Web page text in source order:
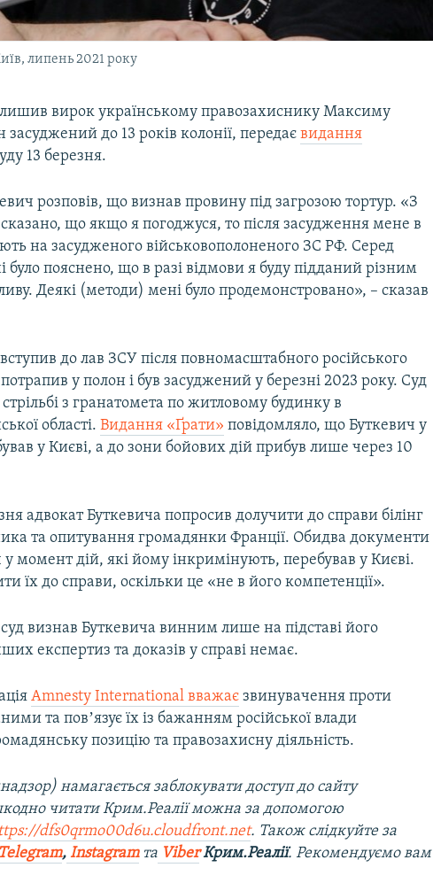
липень 2021 року
вирок українському правозахиснику Максиму
засуджений до 13 років колонії, передаєвидання
13 березня.
розповів, що визнав провину під загрозою тортур. «З
сказано, що якщо я погоджуся, то після засудження мене в
на засудженого військовополоненого ЗС РФ. Серед
було пояснено, що в разі відмови я буду підданий різним
Деякі (методи) мені було продемонстровано», – сказав
до лав ЗСУ після повномасштабного російського
у полон і був засуджений у березні 2023 року. Суд
з гранатомета по житловому будинку в
області.Видання «Ґрати» повідомляло, що Буткевич у
у Києві, а до зони бойових дій прибув лише через 10
адвокат Буткевича попросив долучити до справи білінг
та опитування громадянки Франції. Обидва документи
момент дій, які йому інкримінують, перебував у Києві.
їх до справи, оскільки це «не в його компетенції».
визнав Буткевича винним лише на підставі його
експертиз та доказів у справі немає.
Amnesty International вважає звинувачення проти
та повʼязує їх із бажанням російської влади
позицію та правозахисну діяльність.
намагається заблокувати доступ до сайту
читати Крим.Реалії можна за допомогою
dfs0qrmo00d6u.cloudfront.net. Також слідкуйте за
Telegram, Instagramта ViberКрим.Реалії. Рекомендуємо вам